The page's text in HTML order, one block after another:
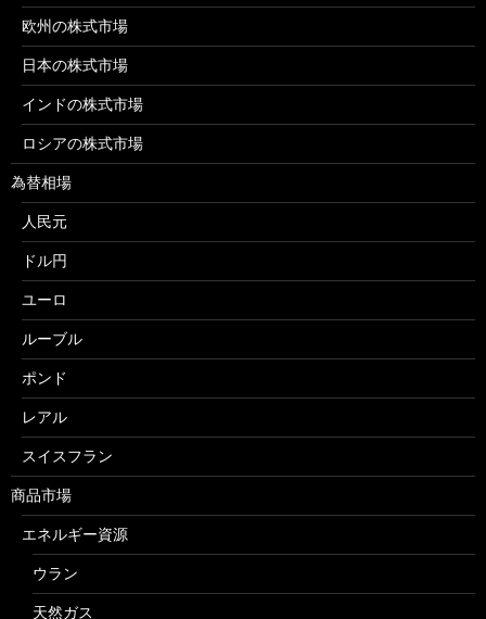
欧州の株式市場
日本の株式市場
インドの株式市場
ロシアの株式市場
為替相場
人民元
ドル円
ユーロ
ルーブル
ポンド
レアル
スイスフラン
商品市場
エネルギー資源
ウラン
天然ガス